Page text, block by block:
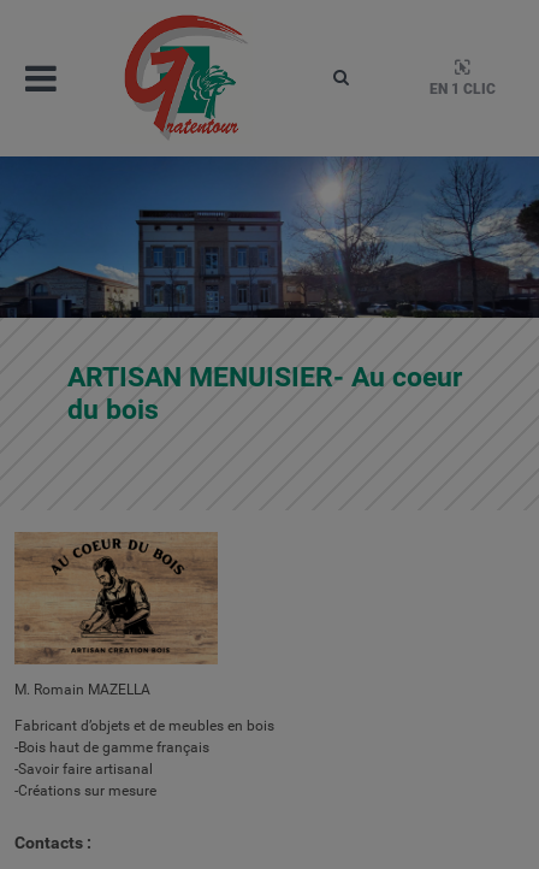
Menu
Gratentour
Mairie de Gratentour, Haute-Garonne, Occitanie – 1
EN 1 CLIC
ARTISAN MENUISIER- Au coeur
du bois
M. Romain MAZELLA
Fabricant d’objets et de meubles en bois
-Bois haut de gamme français
-Savoir faire artisanal
-Créations sur mesure
Contacts :